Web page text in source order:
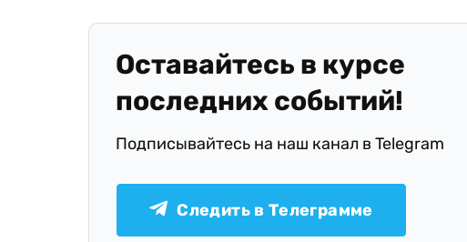
Оставайтесь в курсе
последних событий!
Подписывайтесь на наш канал в Telegram
Следить в Телеграмме